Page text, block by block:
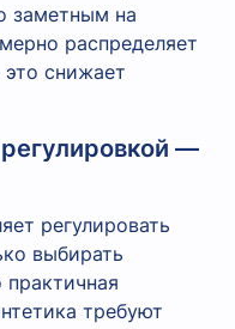
заметным на
распределяет
снижает
—
регулировать
выбирать
требуют